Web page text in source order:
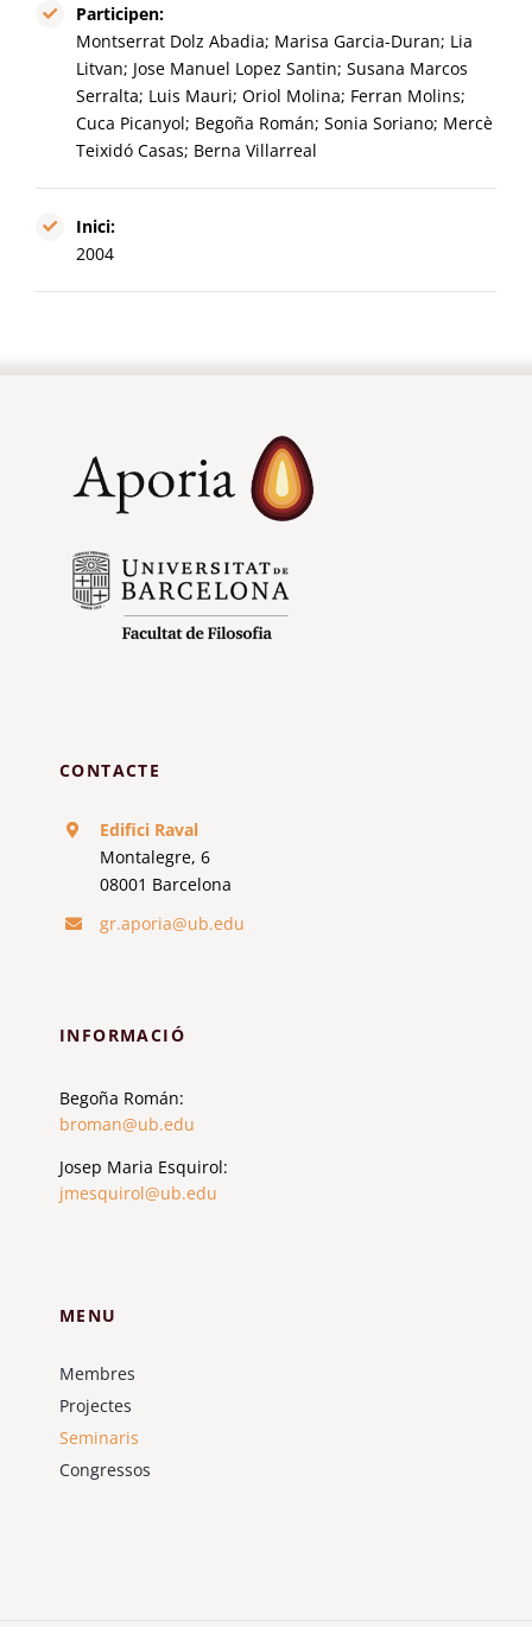
Participen:
Montserrat Dolz Abadia; Marisa Garcia-Duran; Lia
Litvan; Jose Manuel Lopez Santin; Susana Marcos
Serralta; Luis Mauri; Oriol Molina; Ferran Molins;
Cuca Picanyol; Begoña Román; Sonia Soriano; Mercè
Teixidó Casas; Berna Villarreal
Inici:
2004
CONTACTE
Edifici Raval
Montalegre, 6
08001 Barcelona
gr.aporia@ub.edu
INFORMACIÓ
Begoña Román:
broman@ub.edu
Josep Maria Esquirol:
jmesquirol@ub.edu
MENU
Membres
Projectes
Seminaris
Congressos